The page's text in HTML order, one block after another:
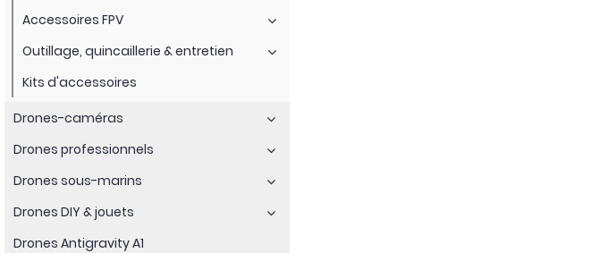
Accessoires FPV
Outillage, quincaillerie & entretien
Kits d'accessoires
Drones-caméras
Drones professionnels
Drones sous-marins
Drones DIY & jouets
Drones Antigravity A1